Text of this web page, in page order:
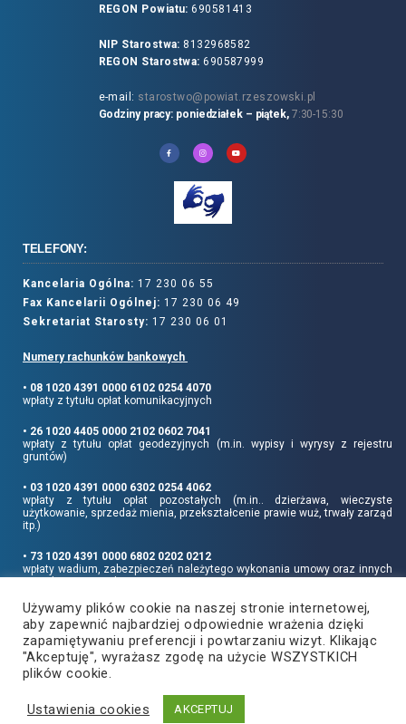
REGON Powiatu: 690581413
NIP Starostwa: 8132968582
REGON Starostwa: 690587999
e-mail: starostwo@powiat.rzeszowski.pl
Godziny pracy: poniedziałek – piątek, 7:30-15:30
TELEFONY:
Kancelaria Ogólna: 17 230 06 55
Fax Kancelarii Ogólnej: 17 230 06 49
Sekretariat Starosty: 17 230 06 01
Numery rachunków bankowych
• 08 1020 4391 0000 6102 0254 4070
wpłaty z tytułu opłat komunikacyjnych
• 26 1020 4405 0000 2102 0602 7041
wpłaty z tytułu opłat geodezyjnych (m.in. wypisy i wyrysy z rejestru
gruntów)
• 03 1020 4391 0000 6302 0254 4062
wpłaty z tytułu opłat pozostałych (m.in.. dzierżawa, wieczyste
użytkowanie, sprzedaż mienia, przekształcenie prawie wuż, trwały zarząd
itp.)
• 73 1020 4391 0000 6802 0202 0212
wpłaty wadium, zabezpieczeń należytego wykonania umowy oraz innych
Informujemy, że opłatę skarbową należy uiszczać na rachunek Urzędu
Miasta Rzeszowa:
• 90 1240 6960 3851 0062 0000 0423
Copyright2021©
Używamy plików cookie na naszej stronie internetowej,
aby zapewnić najbardziej odpowiednie wrażenia dzięki
zapamiętywaniu preferencji i powtarzaniu wizyt. Klikając
"Akceptuję", wyrażasz zgodę na użycie WSZYSTKICH
plików cookie.
Ustawienia cookies AKCEPTUJ